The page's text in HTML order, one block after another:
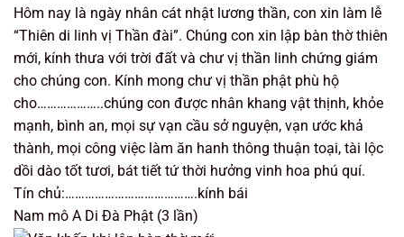
Hôm nay là ngày nhân cát nhật lương thần, con xin làm lễ
“Thiên di linh vị Thần đài”. Chúng con xin lập bàn thờ thiên
mới, kính thưa với trời đất và chư vị thần linh chứng giám
cho chúng con. Kính mong chư vị thần phật phù hộ
cho………………..chúng con được nhân khang vật thịnh, khỏe
mạnh, bình an, mọi sự vạn cầu sở nguyện, vạn ước khả
thành, mọi công việc làm ăn hanh thông thuận toại, tài lộc
dồi dào tốt tươi, bát tiết tứ thời hưởng vinh hoa phú quí.
Tín chủ:………………………………….kính bái
Nam mô A Di Đà Phật (3 lần)